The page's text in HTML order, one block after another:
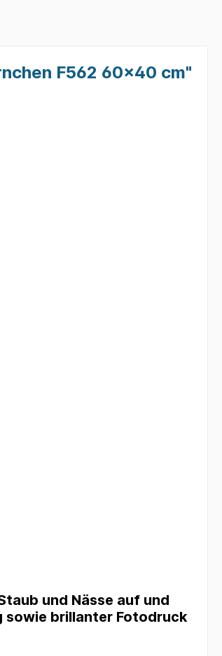
bedruckte Sweatshirts
F562 60x40 cm"
und Nässe auf und
sowie brillanter Fotodruck